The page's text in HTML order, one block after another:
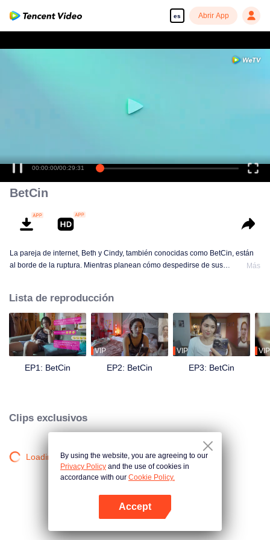
es Abrir App
00:00:00/00:29:31
BetCin
La pareja de internet, Beth y Cindy, también conocidas como BetCin, están
al borde de la ruptura. Mientras planean cómo despedirse de sus
de #RelationshipGoals. ¿La apuesta? ¡10 millones de pesos en efectivo y
muchos otros premios! Ambas necesitan este dinero, pero ¿pueden fingir
ser la pareja ideal frente a cada Me gusta, compartir y comentar de todos
sus contenidos en las redes sociales por parte de los Umami? ¿Pueden
soportar la locura una de la otra? ¿Qué tipo de caos traerá este concurso a
Más
Lista de reproducción
EP1: BetCin
VIP
EP2: BetCin
VIP
EP3: BetCin
VIP
Clips exclusivos
Loading…By using the website, you are agreeing to our
Privacy Policy and the use of cookies in
accordance with our Cookie Policy.
Accept